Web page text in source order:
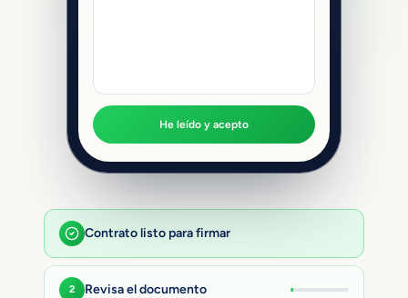
He leído y acepto
Contrato listo para firmar
2 Revisa el documento